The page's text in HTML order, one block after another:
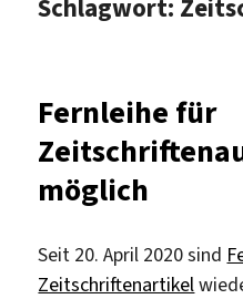
Schlagwort:
Fernleihe für
möglich
Seit 20. April 2020 sind
Zeitschriftenartikel